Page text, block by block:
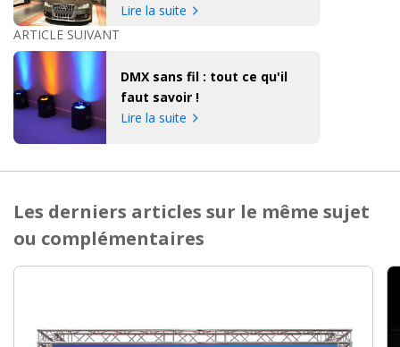
Lire la suite
ARTICLE SUIVANT
DMX sans fil : tout ce qu'il
faut savoir !
Lire la suite
Les derniers articles sur le même sujet
ou complémentaires